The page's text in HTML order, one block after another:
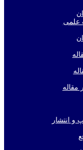
علمی
مقاله
انتشار